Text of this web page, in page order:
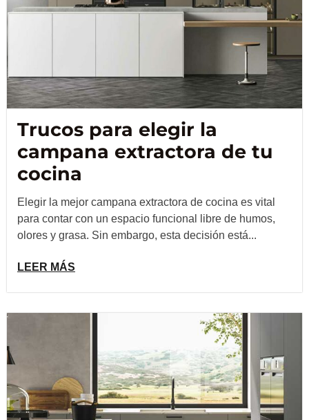
Trucos para elegir la
campana extractora de tu
cocina
Elegir la mejor campana extractora de cocina es vital
para contar con un espacio funcional libre de humos,
olores y grasa. Sin embargo, esta decisión está...
LEER MÁS